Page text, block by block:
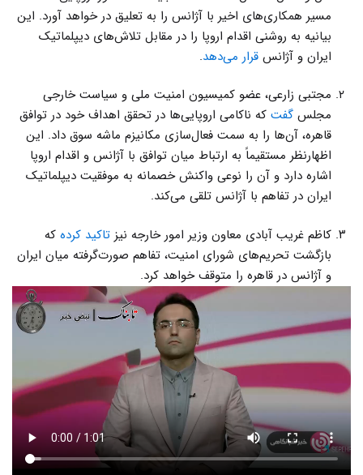
مسیر همکاری‌های اخیر با آژانس را به تعلیق در خواهد آورد. این
بیانیه به روشنی اقدام اروپا را در مقابل تلاش‌های دیپلماتیک
ایران و آژانسقرار می‌دهد.
مجتبی زارعی، عضو کمیسیون امنیت ملی و سیاست خارجی
مجلسگفت که ناکامی اروپایی‌ها در تحقق اهداف خود در توافق
قاهره، آن‌ها را به سمت فعال‌سازی مکانیزم ماشه سوق داد. این
اظهارنظر مستقیماً به ارتباط میان توافق با آژانس و اقدام اروپا
اشاره دارد و آن را نوعی واکنش خصمانه به موفقیت دیپلماتیک
ایران در تفاهم با آژانس تلقی می‌کند.
کاظم غریب آبادی معاون وزیر امور خارجه نیزتاکید کرده که
بازگشت تحریم‌های شورای امنیت، تفاهم صورت‌گرفته میان ایران
و آژانس در قاهره را متوقف خواهد کرد.